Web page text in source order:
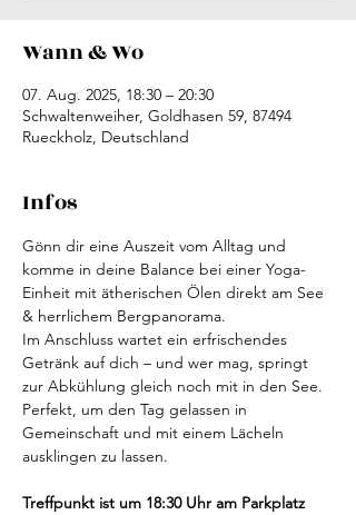
Wann & Wo
07. Aug. 2025, 18:30 – 20:30
Schwaltenweiher, Goldhasen 59, 87494
Rueckholz, Deutschland
Infos
Gönn dir eine Auszeit vom Alltag und
komme in deine Balance bei einer Yoga-
Einheit mit ätherischen Ölen direkt am See
& herrlichem Bergpanorama.
Im Anschluss wartet ein erfrischendes
Getränk auf dich – und wer mag, springt
zur Abkühlung gleich noch mit in den See.
Perfekt, um den Tag gelassen in
Gemeinschaft und mit einem Lächeln
ausklingen zu lassen.
Treffpunkt ist um 18:30 Uhr am Parkplatz